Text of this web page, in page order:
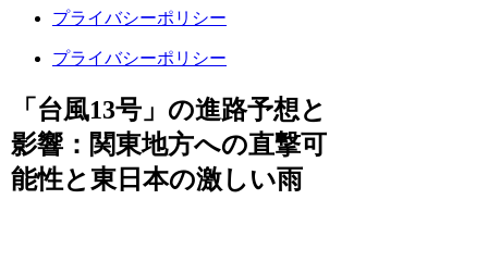
プライバシーポリシー
プライバシーポリシー
「台風13号」の進路予想と
影響：関東地方への直撃可
能性と東日本の激しい雨